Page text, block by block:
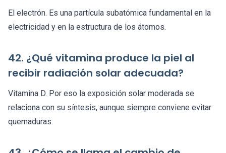
El electrón. Es una partícula subatómica fundamental en la
electricidad y en la estructura de los átomos.
42. ¿Qué vitamina produce la piel al
recibir radiación solar adecuada?
Vitamina D. Por eso la exposición solar moderada se
relaciona con su síntesis, aunque siempre conviene evitar
quemaduras.